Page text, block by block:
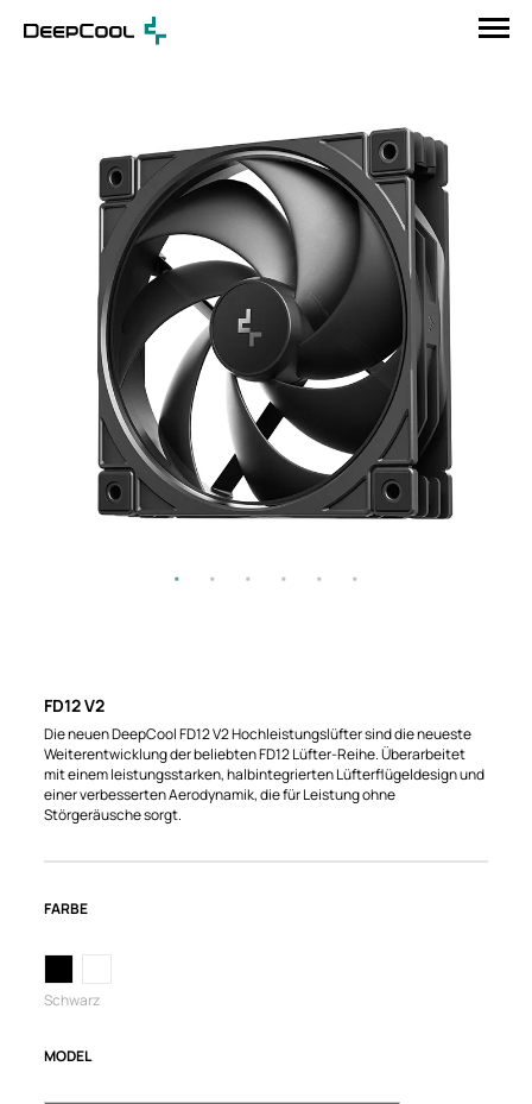
FD12 V2
Die neuen DeepCool FD12 V2 Hochleistungslüfter sind die neueste
Weiterentwicklung der beliebten FD12 Lüfter-Reihe. Überarbeitet
mit einem leistungsstarken, halbintegrierten Lüfterflügeldesign und
einer verbesserten Aerodynamik, die für Leistung ohne
Störgeräusche sorgt.
FARBE
Schwarz
MODEL